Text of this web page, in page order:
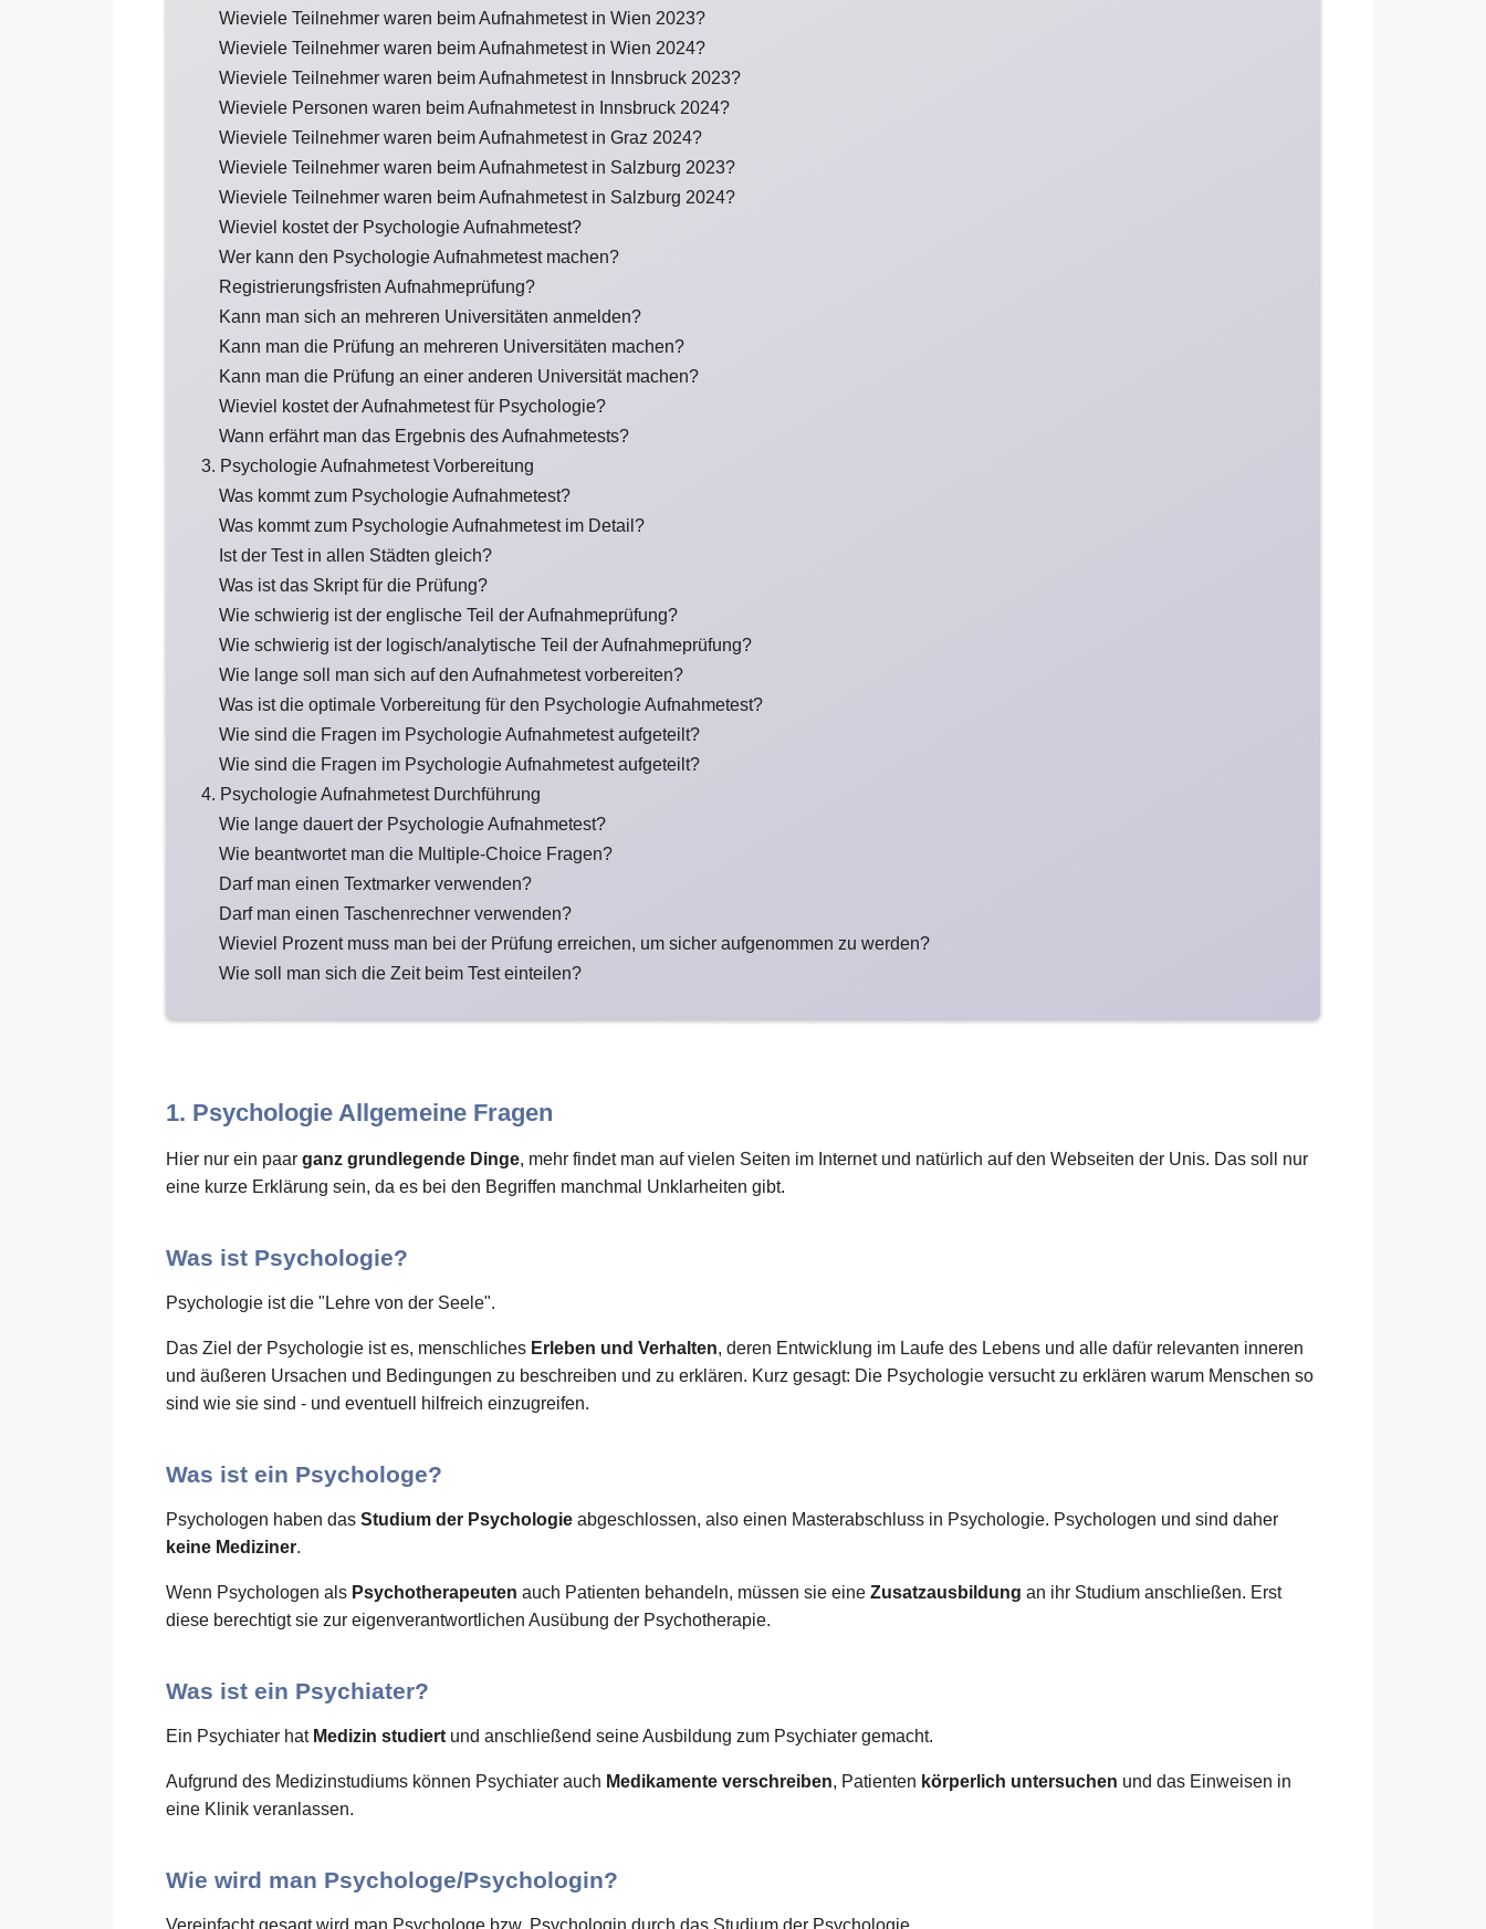
Wieviele Teilnehmer waren beim Aufnahmetest in Wien 2023?
Wieviele Teilnehmer waren beim Aufnahmetest in Wien 2024?
Wieviele Teilnehmer waren beim Aufnahmetest in Innsbruck 2023?
Wieviele Personen waren beim Aufnahmetest in Innsbruck 2024?
Wieviele Teilnehmer waren beim Aufnahmetest in Graz 2024?
Wieviele Teilnehmer waren beim Aufnahmetest in Salzburg 2023?
Wieviele Teilnehmer waren beim Aufnahmetest in Salzburg 2024?
Wieviel kostet der Psychologie Aufnahmetest?
Wer kann den Psychologie Aufnahmetest machen?
Registrierungsfristen Aufnahmeprüfung?
Kann man sich an mehreren Universitäten anmelden?
Kann man die Prüfung an mehreren Universitäten machen?
Kann man die Prüfung an einer anderen Universität machen?
Wieviel kostet der Aufnahmetest für Psychologie?
Wann erfährt man das Ergebnis des Aufnahmetests?
3. Psychologie Aufnahmetest Vorbereitung
Was kommt zum Psychologie Aufnahmetest?
Was kommt zum Psychologie Aufnahmetest im Detail?
Ist der Test in allen Städten gleich?
Was ist das Skript für die Prüfung?
Wie schwierig ist der englische Teil der Aufnahmeprüfung?
Wie schwierig ist der logisch/analytische Teil der Aufnahmeprüfung?
Wie lange soll man sich auf den Aufnahmetest vorbereiten?
Was ist die optimale Vorbereitung für den Psychologie Aufnahmetest?
Wie sind die Fragen im Psychologie Aufnahmetest aufgeteilt?
Wie sind die Fragen im Psychologie Aufnahmetest aufgeteilt?
4. Psychologie Aufnahmetest Durchführung
Wie lange dauert der Psychologie Aufnahmetest?
Wie beantwortet man die Multiple-Choice Fragen?
Darf man einen Textmarker verwenden?
Darf man einen Taschenrechner verwenden?
Wieviel Prozent muss man bei der Prüfung erreichen, um sicher aufgenommen zu werden?
Wie soll man sich die Zeit beim Test einteilen?
1. Psychologie Allgemeine Fragen
Hier nur ein paar ganz grundlegende Dinge, mehr findet man auf vielen Seiten im Internet und natürlich auf den Webseiten der Unis. Das soll nur
eine kurze Erklärung sein, da es bei den Begriffen manchmal Unklarheiten gibt.
Was ist Psychologie?
Psychologie ist die "Lehre von der Seele".
Das Ziel der Psychologie ist es, menschliches Erleben und Verhalten, deren Entwicklung im Laufe des Lebens und alle dafür relevanten inneren
und äußeren Ursachen und Bedingungen zu beschreiben und zu erklären. Kurz gesagt: Die Psychologie versucht zu erklären warum Menschen so
sind wie sie sind - und eventuell hilfreich einzugreifen.
Was ist ein Psychologe?
Psychologen haben das Studium der Psychologie abgeschlossen, also einen Masterabschluss in Psychologie. Psychologen und sind daher
keine Mediziner.
Wenn Psychologen als Psychotherapeuten auch Patienten behandeln, müssen sie eine Zusatzausbildung an ihr Studium anschließen. Erst
diese berechtigt sie zur eigenverantwortlichen Ausübung der Psychotherapie.
Was ist ein Psychiater?
Ein Psychiater hat Medizin studiertund anschließend seine Ausbildung zum Psychiater gemacht.
Aufgrund des Medizinstudiums können Psychiater auch Medikamente verschreiben, Patienten körperlich untersuchen und das Einweisen in
eine Klinik veranlassen.
Wie wird man Psychologe/Psychologin?